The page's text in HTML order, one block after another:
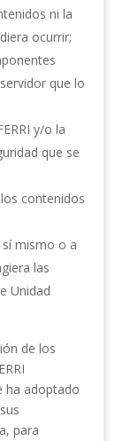
ni la
ocurrir;
que lo
y/o la
que se
contenidos
mismo o a
las
Unidad
de los
ha adoptado
para